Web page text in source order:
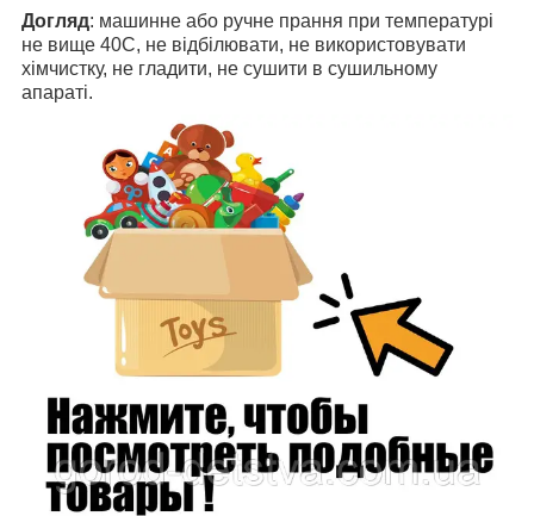
Догляд: машинне або ручне прання при температурі
не вище 40С, не відбілювати, не використовувати
хімчистку, не гладити, не сушити в сушильному
апараті.